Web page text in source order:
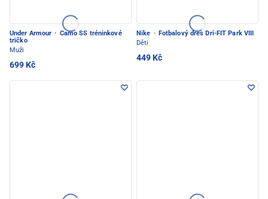
Under Armour · Camo SS tréninkové
tričko
Muži
699 Kč
Nike · Fotbalový dres Dri-FIT Park VIII
Děti
449 Kč